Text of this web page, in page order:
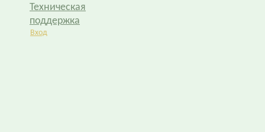
Техническая
поддержка
Вход